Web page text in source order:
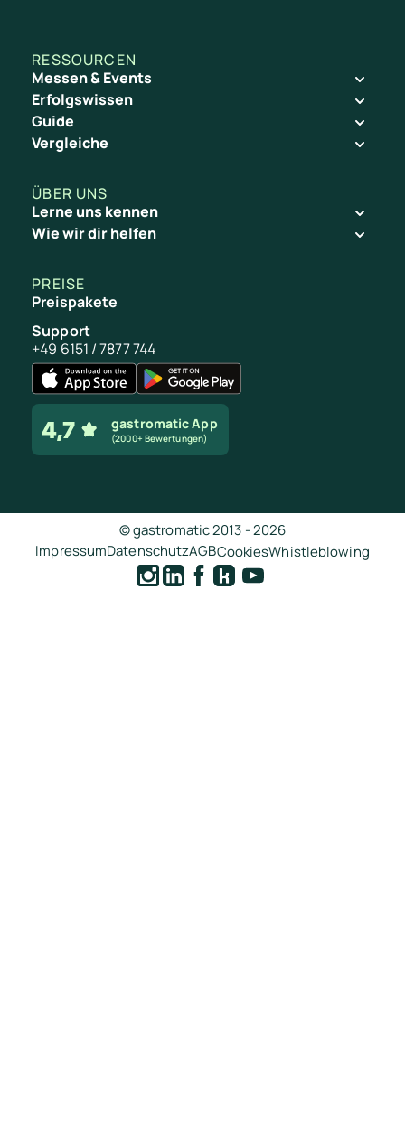
RESSOURCEN
Messen & Events
Erfolgswissen
Guide
Vergleiche
ÜBER UNS
Lerne uns kennen
Wie wir dir helfen
PREISE
Preispakete
Support
+49 6151 / 7877 744
gastromatic App
(2000+ Bewertungen)
© gastromatic 2013 -2026
ImpressumDatenschutzAGBCookiesWhistleblowing